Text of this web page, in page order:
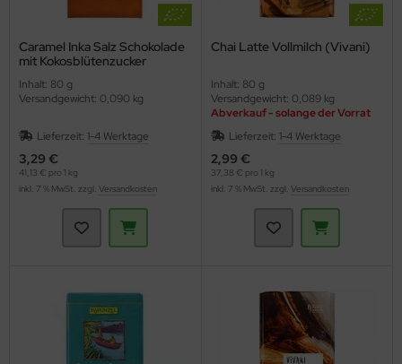
Caramel Inka Salz Schokolade
mit Kokosblütenzucker
Inhalt: 80 g
Versandgewicht: 0,090 kg
Lieferzeit: 1-4 Werktage
3,29 €
41,13 € pro 1 kg
inkl. 7 % MwSt. zzgl. Versandkosten
Chai Latte Vollmilch (Vivani)
Inhalt: 80 g
Versandgewicht: 0,089 kg
Abverkauf - solange der Vorrat
reicht
Lieferzeit: 1-4 Werktage
2,99 €
37,38 € pro 1 kg
inkl. 7 % MwSt. zzgl. Versandkosten